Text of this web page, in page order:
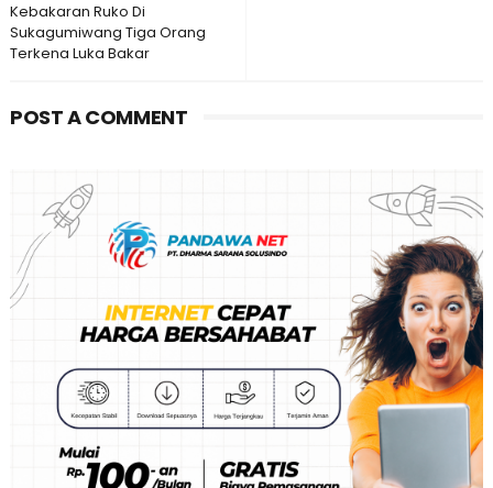
Kebakaran Ruko Di
Sukagumiwang Tiga Orang
Terkena Luka Bakar
POST A COMMENT